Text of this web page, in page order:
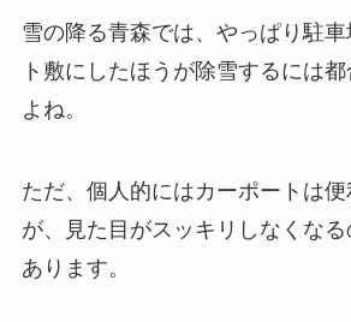
雪の降る青森では、やっぱり駐
ト敷にしたほうが除雪するには
よね。
ただ、個人的にはカーポートは
が、見た目がスッキリしなくな
あります。